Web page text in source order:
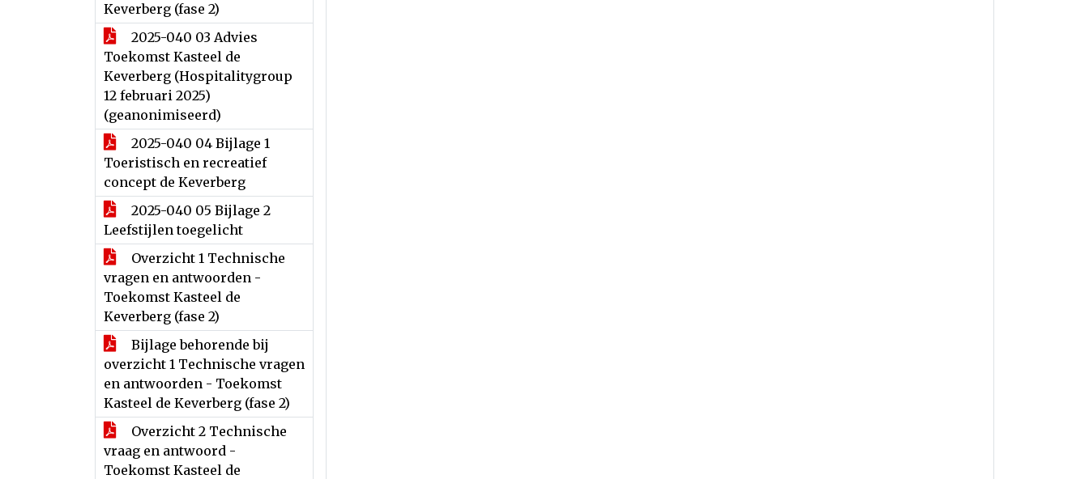
Keverberg (fase 2)
2025-040 03 Advies
Toekomst Kasteel de
Keverberg (Hospitalitygroup
12 februari 2025)
(geanonimiseerd)
2025-040 04 Bijlage 1
Toeristisch en recreatief
concept de Keverberg
2025-040 05 Bijlage 2
Leefstijlen toegelicht
Overzicht 1 Technische
vragen en antwoorden -
Toekomst Kasteel de
Keverberg (fase 2)
Bijlage behorende bij
overzicht 1 Technische vragen
en antwoorden - Toekomst
Kasteel de Keverberg (fase 2)
Overzicht 2 Technische
vraag en antwoord -
Toekomst Kasteel de